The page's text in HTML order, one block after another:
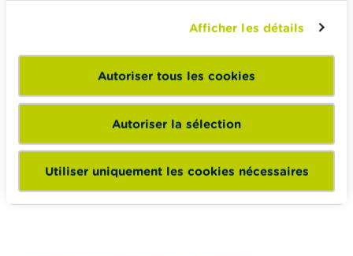
Afficher les détails
Autoriser tous les cookies
Autoriser la sélection
Utiliser uniquement les cookies nécessaires
CONTENU LIÉ
L’assurance RC organisateur
Assurance obligatoire RC Incendie et Explosion